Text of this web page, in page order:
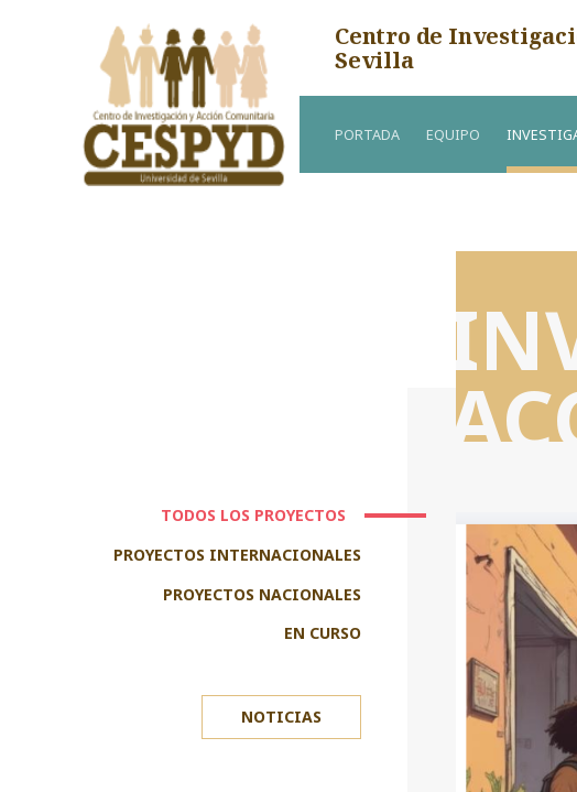
Centro de
Sevilla
PORTADA EQUIPO
TODOS LOS PROYECTOS
PROYECTOS INTERNACIONALES
PROYECTOS NACIONALES
EN CURSO
NOTICIAS